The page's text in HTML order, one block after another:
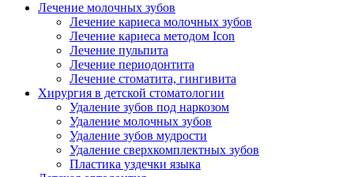
Лечение молочных зубов
Лечение кариеса молочных зубов
Лечение кариеса методом Icon
Лечение пульпита
Лечение периодонтита
Лечение стоматита, гингивита
Хирургия в детской стоматологии
Удаление зубов под наркозом
Удаление молочных зубов
Удаление зубов мудрости
Удаление сверхкомплектных зубов
Пластика уздечки языка